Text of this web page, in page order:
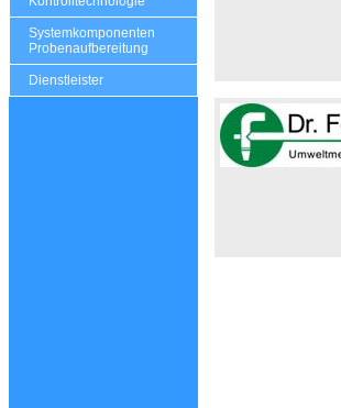
Systemkomponenten
Probenaufbereitung
Dienstleister